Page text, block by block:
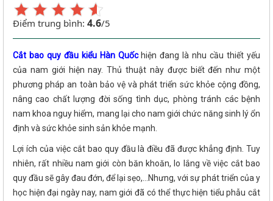
Điểm trung bình: 4.6/5
Cắt bao quy đầu kiểu Hàn Quốchiện đang là nhu cầu thiết yếu
của nam giới hiện nay. Thủ thuật này được biết đến như một
phương pháp an toàn bảo vệ và phát triển sức khỏe cộng đồng,
nâng cao chất lượng đời sống tình dục, phòng tránh các bệnh
nam khoa nguy hiểm, mang lại cho nam giới chức năng sinh lý ổn
định và sức khỏe sinh sản khỏe mạnh.
Lợi ích của việc cắt bao quy đầu là điều đã được khẳng định. Tuy
nhiên, rất nhiều nam giới còn băn khoăn, lo lắng về việc cắt bao
quy đầu sẽ gây đau đớn, để lại sẹo,…Nhưng, với sự phát triển của y
học hiện đại ngày nay, nam giới đã có thể thực hiện tiểu phẫu cắt